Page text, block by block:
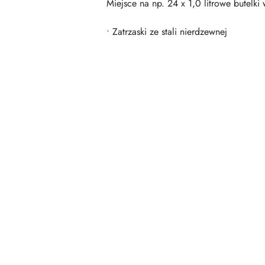
Miejsce na np. 24 x 1,0 litrowe butelki
• Zatrzaski ze stali nierdzewnej